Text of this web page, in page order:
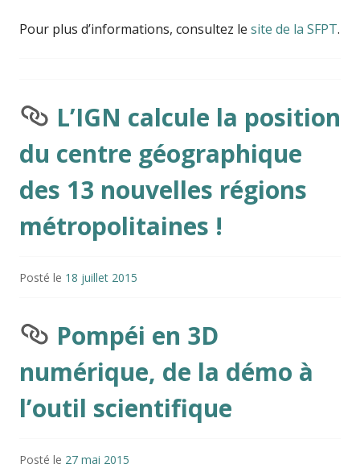
Pour plus d’informations, consultez le site de la SFPT.
L’IGN calcule la position
du centre géographique
des 13 nouvelles régions
métropolitaines !
Posté le 18 juillet 2015
Pompéi en 3D
numérique, de la démo à
l’outil scientifique
Posté le 27 mai 2015